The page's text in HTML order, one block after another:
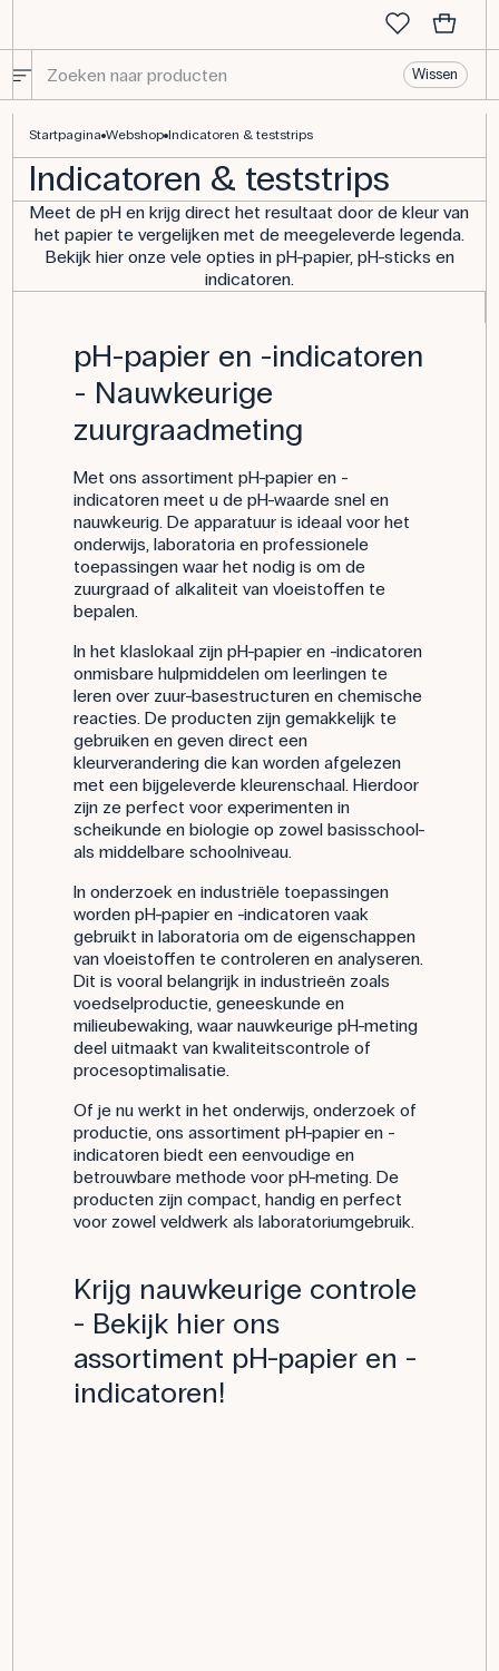
Wissen
Startpagina Webshop Indicatoren & teststrips
Indicatoren & teststrips
Meet de pH en krijg direct het resultaat door de kleur van
het papier te vergelijken met de meegeleverde legenda.
Bekijk hier onze vele opties in pH-papier, pH-sticks en
indicatoren.
pH-papier en -indicatoren
- Nauwkeurige
zuurgraadmeting
Met ons assortiment pH-papier en -
indicatoren meet u de pH-waarde snel en
nauwkeurig. De apparatuur is ideaal voor het
onderwijs, laboratoria en professionele
toepassingen waar het nodig is om de
zuurgraad of alkaliteit van vloeistoffen te
bepalen.
In het klaslokaal zijn pH-papier en -indicatoren
onmisbare hulpmiddelen om leerlingen te
leren over zuur-basestructuren en chemische
reacties. De producten zijn gemakkelijk te
gebruiken en geven direct een
kleurverandering die kan worden afgelezen
met een bijgeleverde kleurenschaal. Hierdoor
zijn ze perfect voor experimenten in
scheikunde en biologie op zowel basisschool-
als middelbare schoolniveau.
In onderzoek en industriële toepassingen
worden pH-papier en -indicatoren vaak
gebruikt in laboratoria om de eigenschappen
van vloeistoffen te controleren en analyseren.
Dit is vooral belangrijk in industrieën zoals
voedselproductie, geneeskunde en
milieubewaking, waar nauwkeurige pH-meting
deel uitmaakt van kwaliteitscontrole of
procesoptimalisatie.
Of je nu werkt in het onderwijs, onderzoek of
productie, ons assortiment pH-papier en -
indicatoren biedt een eenvoudige en
betrouwbare methode voor pH-meting. De
producten zijn compact, handig en perfect
voor zowel veldwerk als laboratoriumgebruik.
Krijg nauwkeurige controle
- Bekijk hier ons
assortiment pH-papier en -
indicatoren!